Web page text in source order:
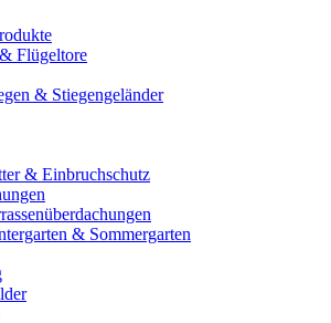
Flü­gel­to­re
& Stie­gen­ge­län­der
& Ein­bruch­schutz
& Som­mer­gar­ten